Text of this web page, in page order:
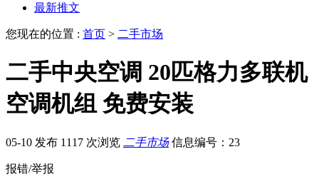
最新推文
您现在的位置 : 首页 > 二手市场
二手中央空调 20匹格力多联机
空调机组 免费安装
05-10 发布 1117 次浏览 二手市场 信息编号：23
报错/举报